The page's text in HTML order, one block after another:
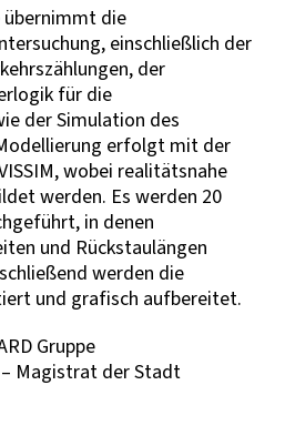
übernimmt die
einschließlich der
der
für die
der Simulation des
erfolgt mit der
wobei realitätsnahe
werden. Es werden 20
in denen
und Rückstaulängen
werden die
und grafisch aufbereitet.
Gruppe
Magistrat der Stadt